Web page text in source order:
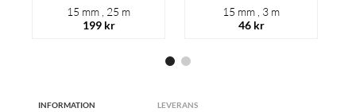
15 mm , 25 m
199 kr
15 mm , 3 m
46 kr
INFORMATION LEVERANS